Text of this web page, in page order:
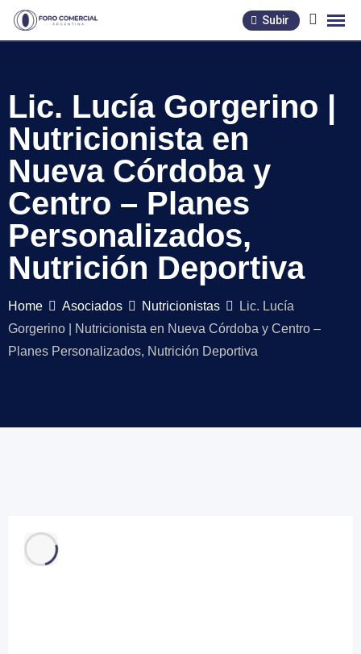
Skip
Subir
Lic. Lucía Gorgerino |
Nutricionista en
Nueva Córdoba y
Centro – Planes
Personalizados,
Nutrición Deportiva
Home Asociados Nutricionistas
Lic. Lucía
Gorgerino | Nutricionista en Nueva Córdoba y Centro –
Planes Personalizados, Nutrición Deportiva